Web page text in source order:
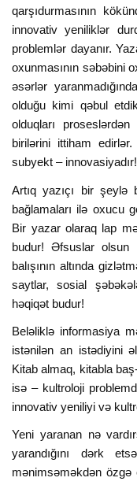
qarşıdurmasının
innovativ yeniliklər
problemlər dayanır.
oxunmasının səbəbini
əsərlər
olduğu kimi qəbul
olduqları
birilərini ittiham
subyekt – innovasiyadır!
Artıq yazıçı bir şeylə
bağlamaları ilə oxucu
Bir yazar olaraq lap
budur! Əfsuslar olsun
balışının altında
saytlar, sosial
həqiqət budur!
Beləliklə informasiya
istənilən an istədiyini
Kitab almaq, kitabla
isə – kultroloji
innovativ yeniliyi və
Yeni yaranan nə
yarandığını dərk
mənimsəməkdən özgə